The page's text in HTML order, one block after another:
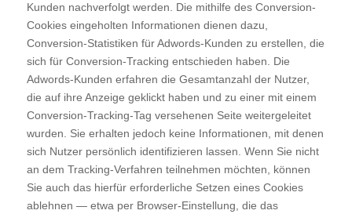
Kunden nachverfolgt werden. Die mithilfe des Conversion-
Cookies eingeholten Informationen dienen dazu,
Conversion-Statistiken für Adwords-Kunden zu erstellen, die
sich für Conversion-Tracking entschieden haben. Die
Adwords-Kunden erfahren die Gesamtanzahl der Nutzer,
die auf ihre Anzeige geklickt haben und zu einer mit einem
Conversion-Tracking-Tag versehenen Seite weitergeleitet
wurden. Sie erhalten jedoch keine Informationen, mit denen
sich Nutzer persönlich identifizieren lassen. Wenn Sie nicht
an dem Tracking-Verfahren teilnehmen möchten, können
Sie auch das hierfür erforderliche Setzen eines Cookies
ablehnen — etwa per Browser-Einstellung, die das